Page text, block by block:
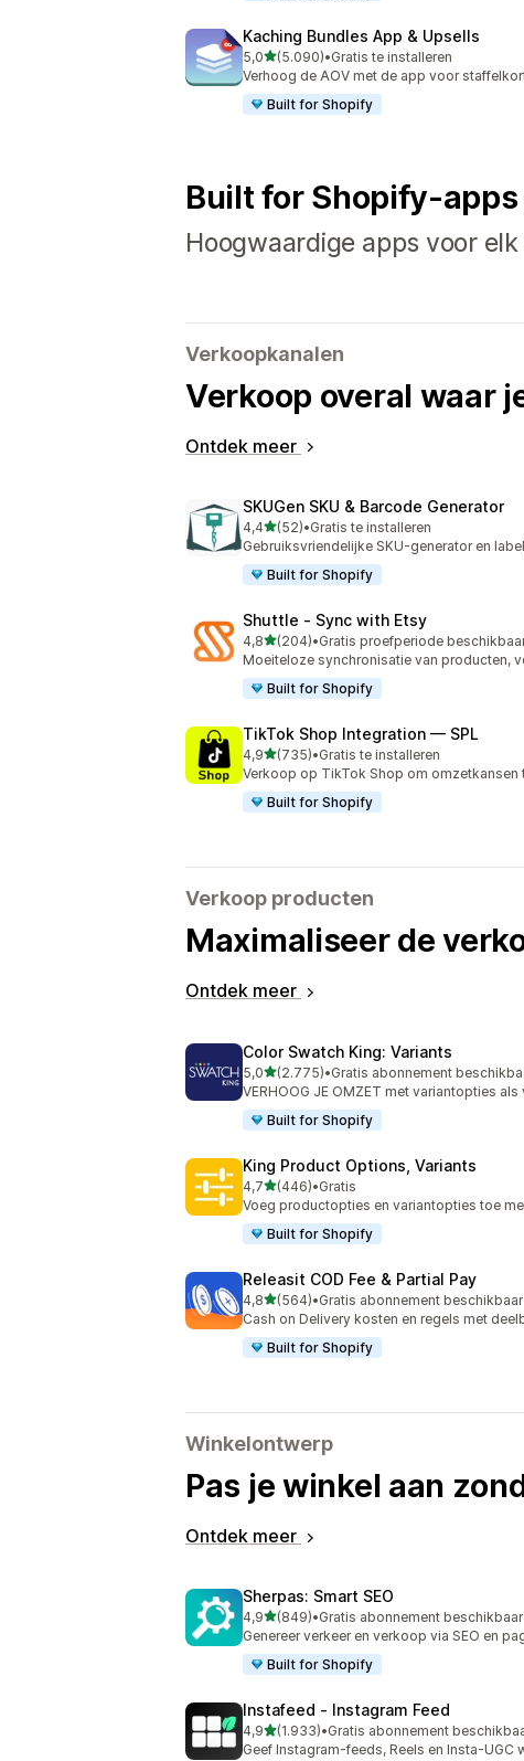
Kaching Bundles App & Upsells
5,0van 5 sterren
(5.090)
5090 recensies in totaal
•Gratis te installeren
Verhoog de AOV met de app voor
Built for Shopify
Built for Shopify-
Hoogwaardige apps voor
Verkoopkanalen
Verkoop overal waar
Ontdek meer
SKUGen SKU & Barcode Generator
4,4van 5 sterren
(52)
52 recensies in totaal
•Gratis te installeren
Gebruiksvriendelijke SKU-generator en
Built for Shopify
Shuttle ‑ Sync with Etsy
4,8van 5 sterren
(204)
204 recensies in totaal
•Gratis proefperiode
Moeiteloze synchronisatie van producten,
Built for Shopify
TikTok Shop Integration — SPL
4,9van 5 sterren
(735)
735 recensies in totaal
•Gratis te installeren
Verkoop op TikTok Shop om omzetkansen
Built for Shopify
Verkoop producten
Maximaliseer de
Ontdek meer
Color Swatch King: Variants
5,0van 5 sterren
(2.775)
2775 recensies in totaal
•Gratis abonnement
VERHOOG JE OMZET met variantopties
Built for Shopify
King Product Options, Variants
4,7van 5 sterren
(446)
446 recensies in totaal
•Gratis
Voeg productopties en variantopties toe
Built for Shopify
Releasit COD Fee & Partial Pay
4,8van 5 sterren
(564)
564 recensies in totaal
•Gratis abonnement beschikbaar
Cash on Delivery kosten en regels met
Built for Shopify
Winkelontwerp
Pas je winkel aan
Ontdek meer
Sherpas: Smart SEO
4,9van 5 sterren
(849)
849 recensies in totaal
•Gratis abonnement beschikbaar
Genereer verkeer en verkoop via SEO en
Built for Shopify
Instafeed ‑ Instagram Feed
4,9van 5 sterren
(1.933)
1933 recensies in totaal
•Gratis abonnement
Geef Instagram-feeds, Reels en Insta-UGC